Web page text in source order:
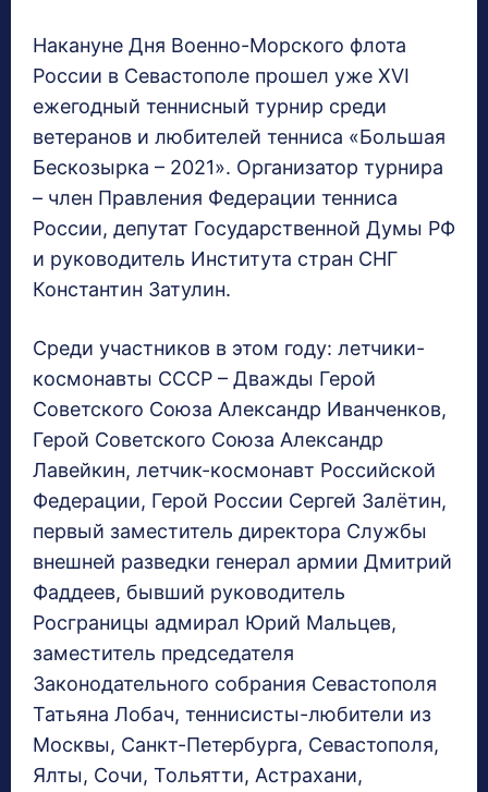
Накануне Дня Военно-Морского флота
России в Севастополе прошел уже XVI
ежегодный теннисный турнир среди
ветеранов и любителей тенниса «Большая
Бескозырка – 2021». Организатор турнира
– член Правления Федерации тенниса
России, депутат Государственной Думы РФ
и руководитель Института стран СНГ
Константин Затулин.
Среди участников в этом году: летчики-
космонавты СССР – Дважды Герой
Советского Союза Александр Иванченков,
Герой Советского Союза Александр
Лавейкин, летчик-космонавт Российской
Федерации, Герой России Сергей Залётин,
первый заместитель директора Службы
внешней разведки генерал армии Дмитрий
Фаддеев, бывший руководитель
Росграницы адмирал Юрий Мальцев,
заместитель председателя
Законодательного собрания Севастополя
Татьяна Лобач, теннисисты-любители из
Москвы, Санкт-Петербурга, Севастополя,
Ялты, Сочи, Тольятти, Астрахани,